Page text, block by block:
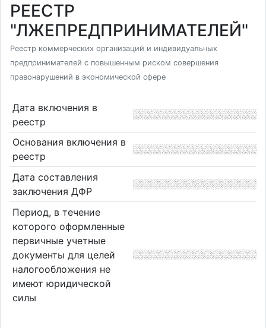
РЕЕСТР
"ЛЖЕПРЕДПРИНИМАТЕЛЕЙ"
Реестр коммерческих организаций и индивидуальных
предпринимателей с повышенным риском совершения
правонарушений в экономической сфере
Дата включения в
реестр
Основания включения в
реестр
Дата составления
заключения ДФР
Период, в течение
которого оформленные
первичные учетные
документы для целей
налогообложения не
имеют юридической
силы